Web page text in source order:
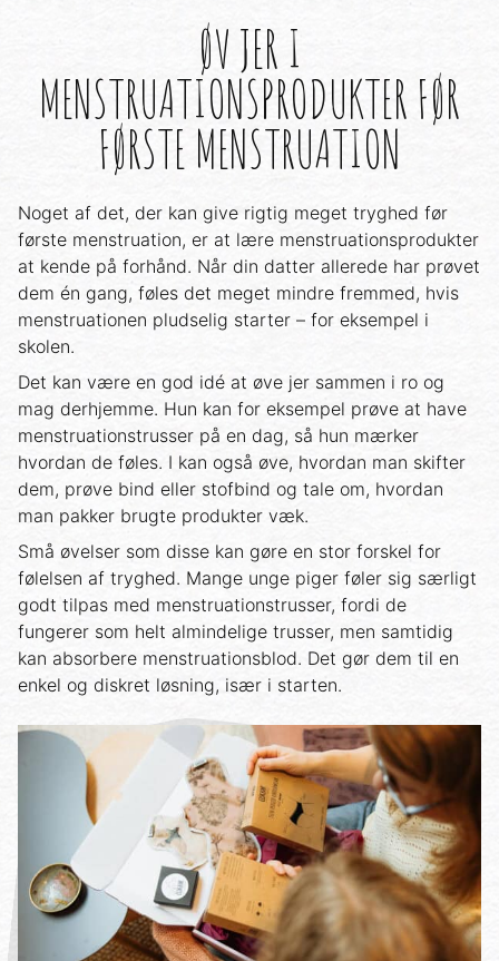
ØV JER I
MENSTRUATIONSPRODUKTER FØR
FØRSTE MENSTRUATION
Noget af det, der kan give rigtig meget tryghed før
første menstruation, er at lære menstruationsprodukter
at kende på forhånd. Når din datter allerede har prøvet
dem én gang, føles det meget mindre fremmed, hvis
menstruationen pludselig starter – for eksempel i
skolen.
Det kan være en god idé at øve jer sammen i ro og
mag derhjemme. Hun kan for eksempel prøve at have
menstruationstrusser på en dag, så hun mærker
hvordan de føles. I kan også øve, hvordan man skifter
dem, prøve bind eller stofbind og tale om, hvordan
man pakker brugte produkter væk.
Små øvelser som disse kan gøre en stor forskel for
følelsen af tryghed. Mange unge piger føler sig særligt
godt tilpas med menstruationstrusser, fordi de
fungerer som helt almindelige trusser, men samtidig
kan absorbere menstruationsblod. Det gør dem til en
enkel og diskret løsning, især i starten.